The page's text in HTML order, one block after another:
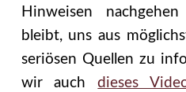
Hinweisen
bleibt, uns aus
seriösen Quellen zu
wir auchdieses